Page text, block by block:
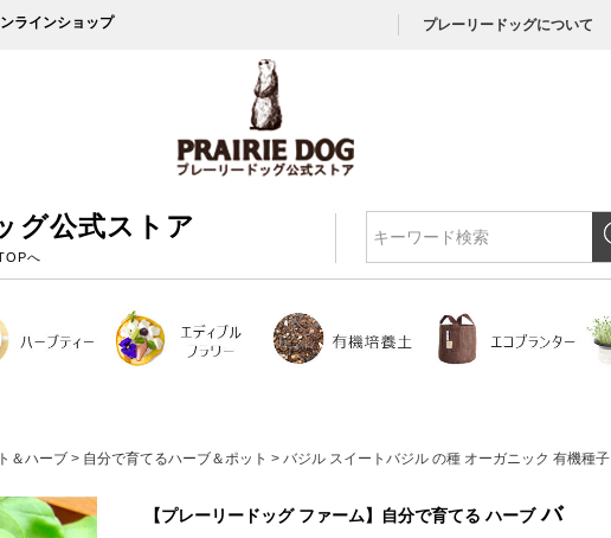
ラインショップ プレーリードッグについて
グ公式ストア
へ
検索
＆ハーブ 自分で育てるハーブ＆ポット バジル スイートバジル の種 オーガニック 有機種子
【プレーリードッグ ファーム】自分で育てる ハーブ バ